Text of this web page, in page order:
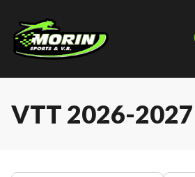
VTT 2026-2027